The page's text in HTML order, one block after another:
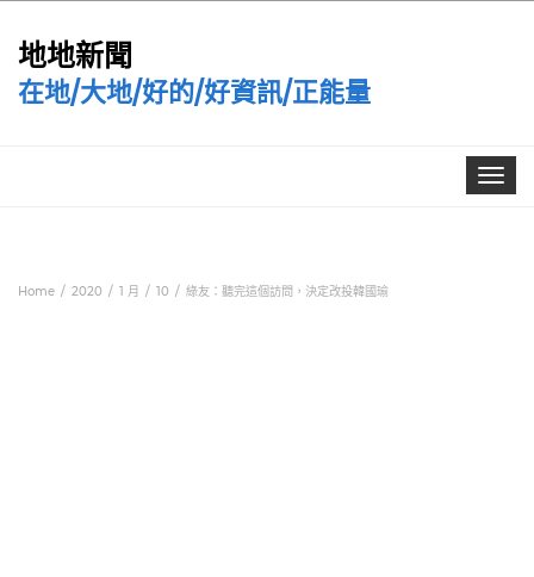
地地新聞
在地/大地/好的/好資訊/正能量
Toggle
Home 2020 1 月 10 綠友：聽完這個訪問，決定改投韓國瑜